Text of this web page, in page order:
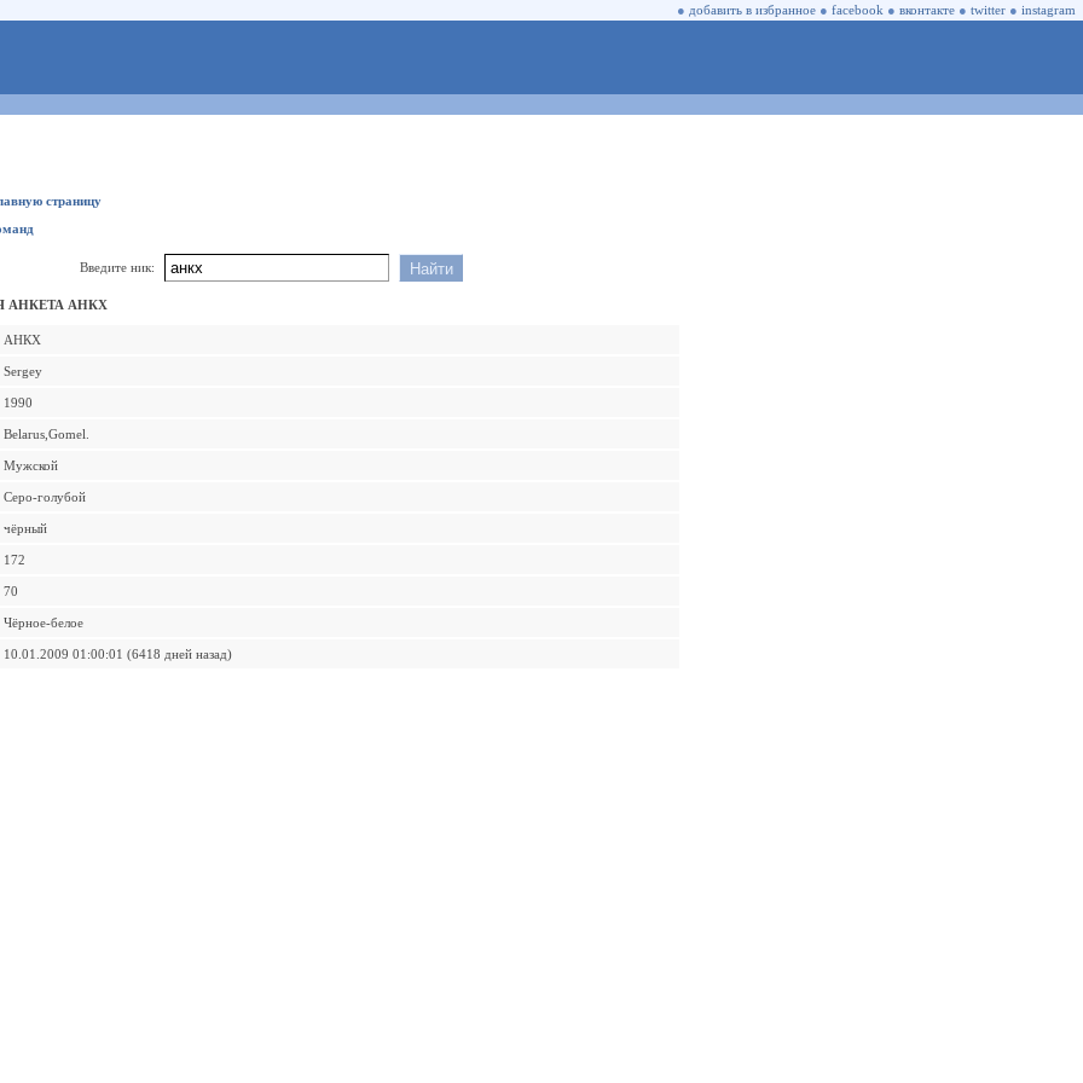
● добавить в избранное ● facebook ● вконтакте ● twitter ● instagram
страницу
Введите ник:
АНКЕТА АНКХ
АНКХ
Sergey
1990
Belarus,Gomel.
Мужской
Серо-голубой
чёрный
172
70
Чёрное-белое
10.01.2009 01:00:01 (6418 дней назад)